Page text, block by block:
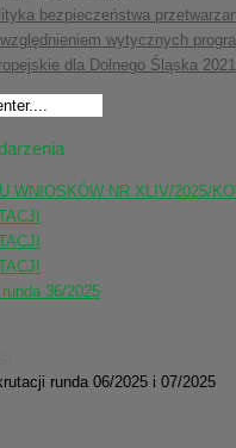
bezpieczeństwa
wytycznych
dla Dolnego Śląska
WNIOSKÓW NR XLIV/2025/
36/2025
runda 06/2025 i 07/2025